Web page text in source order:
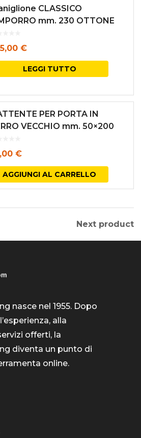
CLASSICO
mm. 230 OTTONE
€
LEGGI TUTTO
PER PORTA IN
VECCHIO mm. 50×200
€
AGGIUNGI AL CARRELLO
Next product
nasce nel 1955. Dopo
alla
offerti, la
diventa un punto di
online.